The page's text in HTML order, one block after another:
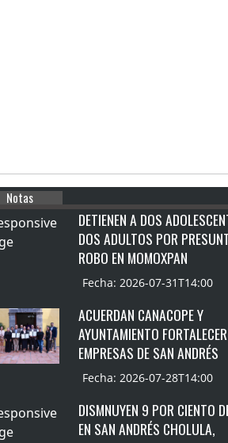
Notas
DETIENEN A DOS
DOS ADULTOS POR
ROBO EN MOMOXPAN
Fecha: 2026-07-31T14:00
ACUERDAN CANACOPE Y
AYUNTAMIENTO FORTALECER
EMPRESAS DE SAN ANDRÉS
Fecha: 2026-07-28T14:00
DISMNUYEN 9 POR CIENTO
EN SAN ANDRÉS CHOLULA,